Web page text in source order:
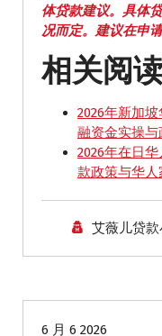
体贷款建议。具体
况而定。建议在申
相关阅
2026年新加
融资金实操
2026年在日
款政策与华
艾薇儿贷
6 月 6 2026